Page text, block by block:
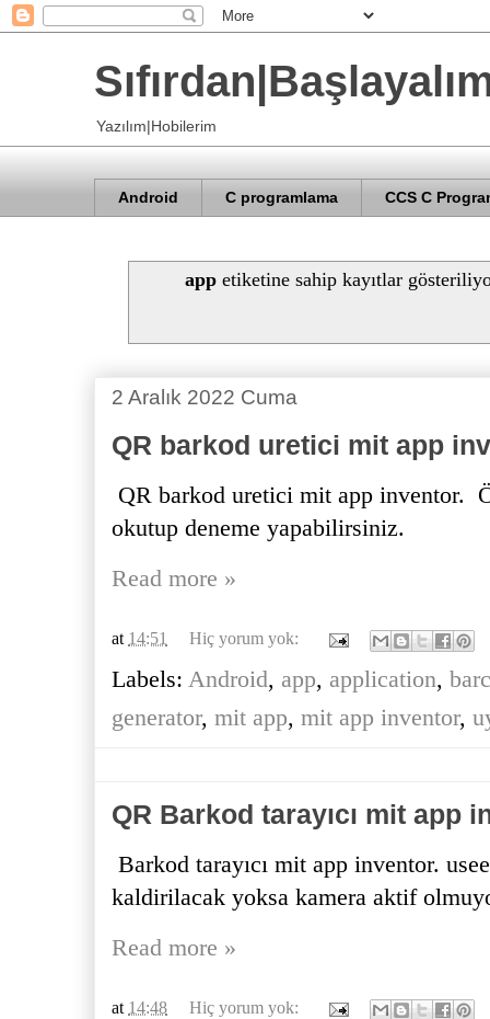
Yazılım|Hobilerim
Android C programlama CCS C
app etiketine sahip kayıtlar
2 Aralık 2022 Cuma
QR barkod uretici mit app
QR barkod uretici mit app inventor.
okutup deneme yapabilirsiniz.
Read more »
at 14:51 Hiç yorum yok:
Labels: Android, app, application,
generator, mit app, mit app inventor,
QR Barkod tarayıcı mit app
Barkod tarayıcı mit app inventor.
kaldirilacak yoksa kamera aktif
Read more »
at 14:48 Hiç yorum yok: